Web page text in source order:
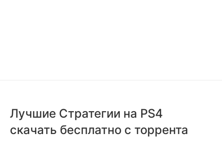
Лучшие Стратегии на PS4
скачать бесплатно с торрента